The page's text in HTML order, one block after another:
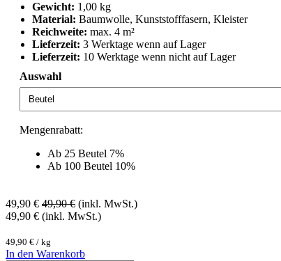
Gewicht: 1,00 kg
Material: Baumwolle, Kunststofffasern, Kleister
Reichweite: max. 4 m²
Lieferzeit: 3 Werktage wenn auf Lager
Lieferzeit: 10 Werktage wenn nicht auf Lager
Auswahl
Mengenrabatt:
Ab 25 Beutel 7%
Ab 100 Beutel 10%
49,90 € 49,90€ (inkl. MwSt.)
49,90 € (inkl. MwSt.)
49,90 € / kg
In den Warenkorb